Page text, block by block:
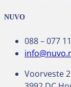
NUVO
088 – 077
Voorveste 2